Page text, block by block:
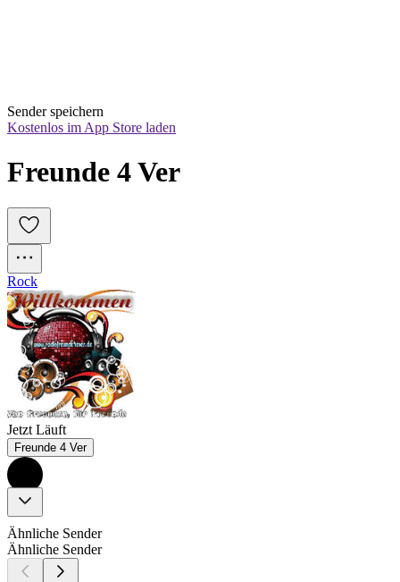
Sender speichern
Kostenlos im App Store laden
Freunde 4 Ver
Rock
Jetzt Läuft
Freunde 4 Ver
Ähnliche Sender
Ähnliche Sender